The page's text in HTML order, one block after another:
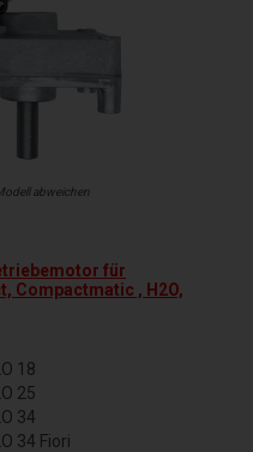
abweichen
für
Compactmatic , H2O,
18
25
34
34 Fiori